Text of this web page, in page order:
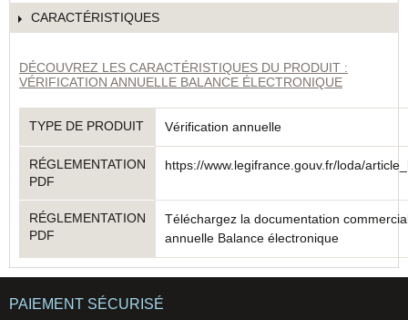
CARACTÉRISTIQUES
DÉCOUVREZ LES CARACTÉRISTIQUES DU PRODUIT :
VÉRIFICATION ANNUELLE BALANCE ÉLECTRONIQUE
TYPE DE PRODUIT Vérification annuelle
RÉGLEMENTATION
PDF
https://www.legifrance.gouv.fr/loda/
RÉGLEMENTATION
PDF
Téléchargez la documentation
annuelle Balance électronique
PAIEMENT SÉCURISÉ